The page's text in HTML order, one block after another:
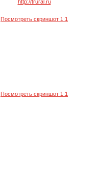
http://trural.ru
Посмотреть скриншот 1:1
Посмотреть скриншот 1:1